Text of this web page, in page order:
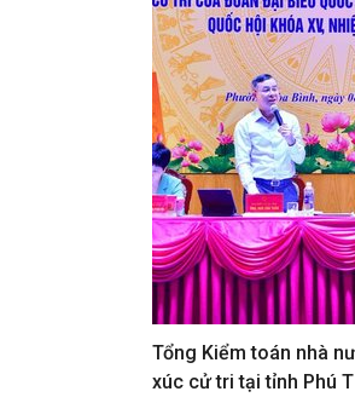
Tổng Kiểm toán nhà
xúc cử tri tại tỉnh Phú